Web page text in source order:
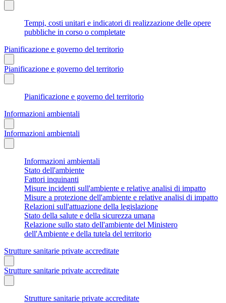
Tempi, costi unitari e indicatori di realizzazione delle opere
pubbliche in corso o completate
Pianificazione e governo del territorio
Pianificazione e governo del territorio
Pianificazione e governo del territorio
Informazioni ambientali
Informazioni ambientali
Informazioni ambientali
Stato dell'ambiente
Fattori inquinanti
Misure incidenti sull'ambiente e relative analisi di impatto
Misure a protezione dell'ambiente e relative analisi di impatto
Relazioni sull'attuazione della legislazione
Stato della salute e della sicurezza umana
Relazione sullo stato dell'ambiente del Ministero
dell'Ambiente e della tutela del territorio
Strutture sanitarie private accreditate
Strutture sanitarie private accreditate
Strutture sanitarie private accreditate